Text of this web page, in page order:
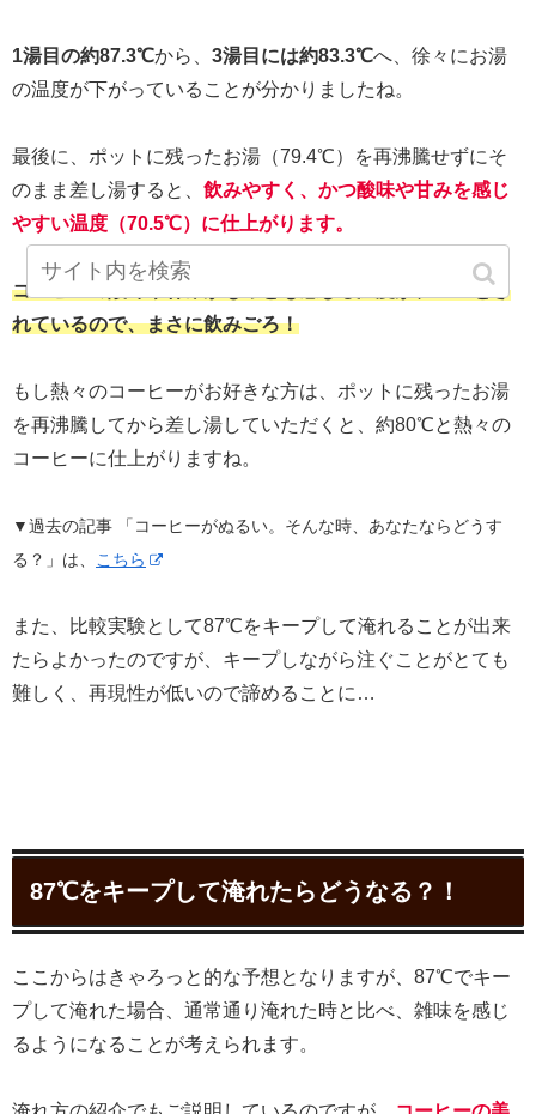
1湯目の約87.3℃から、 3湯目には約83.3℃へ、徐々にお湯
の温度が下がっていることが分かりましたね。
最後に、ポットに残ったお湯（79.4℃）を再沸騰せずにそ
のまま差し湯すると、 飲みやすく、かつ酸味や甘みを感じ
やすい温度（70.5℃）に仕上がります。
コーヒーの酸味や甘みがもっとも感じる温度が、72℃とさ
れているので、まさに飲みごろ！
もし熱々のコーヒーがお好きな方は、ポットに残ったお湯
を再沸騰してから差し湯していただくと、約80℃と熱々の
コーヒーに仕上がりますね。
▼過去の記事 「コーヒーがぬるい。そんな時、あなたならどうす
る？」は、
こちら
また、比較実験として87℃をキープして淹れることが出来
たらよかったのですが、キープしながら注ぐことがとても
難しく、再現性が低いので諦めることに…
87℃をキープして淹れたらどうなる？！
ここからはきゃろっと的な予想となりますが、87℃でキー
プして淹れた場合、通常通り淹れた時と比べ、雑味を感じ
るようになることが考えられます。